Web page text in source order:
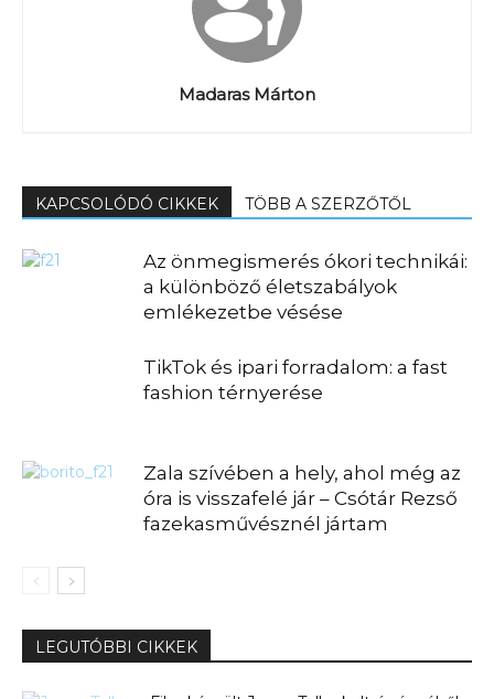
Madaras Márton
KAPCSOLÓDÓ CIKKEK TÖBB A SZERZŐTŐL
Az önmegismerés ókori technikái:
a különböző életszabályok
emlékezetbe vésése
TikTok és ipari forradalom: a fast
fashion térnyerése
Zala szívében a hely, ahol még az
óra is visszafelé jár – Csótár Rezső
fazekasművésznél jártam
LEGUTÓBBI CIKKEK